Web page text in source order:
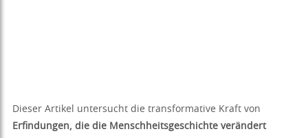
Dieser Artikel untersucht die transformative Kraft von
Erfindungen, die die Menschheitsgeschichte verändert